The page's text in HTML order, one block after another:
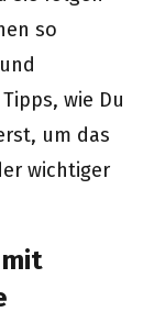
so
wie Du
um das
wichtiger
mit